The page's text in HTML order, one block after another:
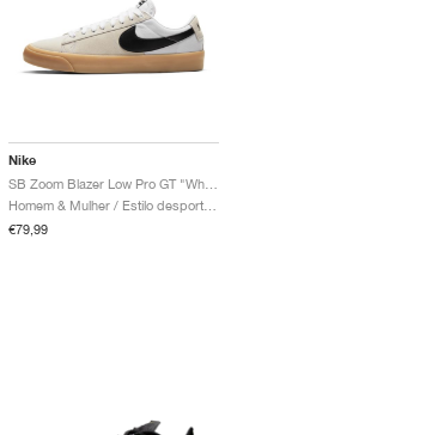
Nike
€79,99